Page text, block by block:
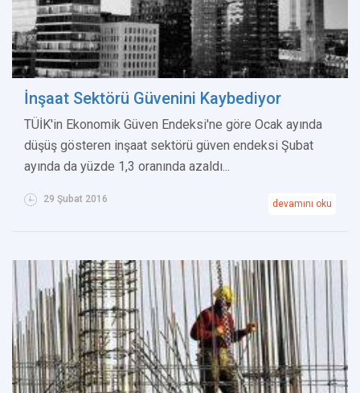
İnşaat Sektörü Güvenini Kaybediyor
TÜİK'in Ekonomik Güven Endeksi'ne göre Ocak ayında
düşüş gösteren inşaat sektörü güven endeksi Şubat
ayında da yüzde 1,3 oranında azaldı...
29 Şubat 2016 devamını oku